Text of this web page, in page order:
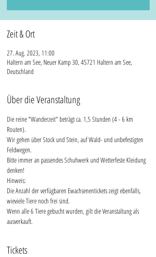
Zeit & Ort
27. Aug. 2023, 11:00
Haltern am See, Neuer Kamp 30, 45721 Haltern am See,
Deutschland
Über die Veranstaltung
Die reine "Wanderzeit" beträgt ca. 1,5 Stunden (4 - 6 km
Routen).
Wir gehen über Stock und Stein, auf Wald- und unbefestigten
Feldwegen.
Bitte immer an passendes Schuhwerk und Wetterfeste Kleidung
denken!
Hinweis:
Die Anzahl der verfügbaren Ewachsenentickets zeigt ebenfalls,
wieviele Tiere noch frei sind.
Wenn alle 6 Tiere gebucht wurden, gilt die Veranstaltung als
ausverkauft.
Tickets